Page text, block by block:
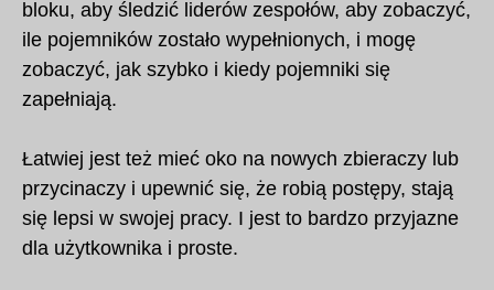
bloku, aby śledzić liderów zespołów, aby zobaczyć,
ile pojemników zostało wypełnionych, i mogę
zobaczyć, jak szybko i kiedy pojemniki się
zapełniają.
Łatwiej jest też mieć oko na nowych zbieraczy lub
przycinaczy i upewnić się, że robią postępy, stają
się lepsi w swojej pracy. I jest to bardzo przyjazne
dla użytkownika i proste.